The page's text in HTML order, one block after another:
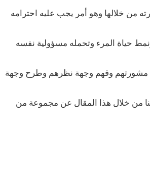
من خلالها وهو أمر يجب عليه احترامه
حياة المرء وتحمله مسؤولية نفسه
مشورتهم وفهم وجهة نظرهم وطرح وجهة
من خلال هذا المقال عن مجموعة من